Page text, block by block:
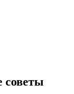
советы